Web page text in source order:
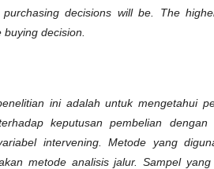
purchasing decisions will be. The
decision.
ini adalah untuk mengetahui
keputusan pembelian
intervening. Metode yang
metode analisis jalur. Sampel